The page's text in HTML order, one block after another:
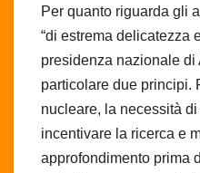
Per quanto riguarda gli
“di estrema delicatezza
presidenza nazionale di
particolare due principi.
nucleare, la necessità
incentivare la ricerca e
approfondimento prima